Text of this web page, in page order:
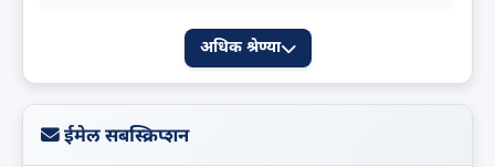
अधिक श्रेण्या
ईमेल सबस्क्रिप्शन